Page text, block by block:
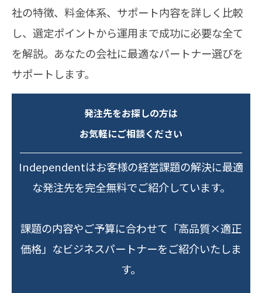
社の特徴、料金体系、サポート内容を詳しく比較
し、選定ポイントから運用まで成功に必要な全て
を解説。あなたの会社に最適なパートナー選びを
サポートします。
発注先をお探しの方は
お気軽にご相談ください
Independentはお客様の経営課題の解決に最適
な発注先を完全無料でご紹介しています。
課題の内容やご予算に合わせて「高品質×適正
価格」なビジネスパートナーをご紹介いたしま
す。